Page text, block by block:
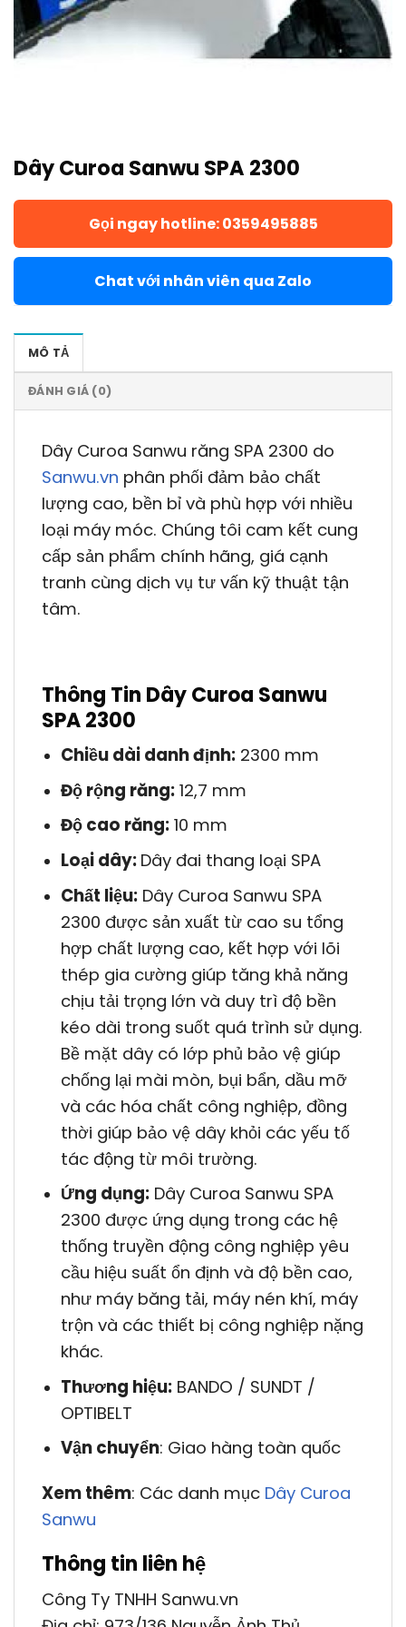
Dây Curoa Sanwu SPA 2300
Gọi ngay hotline: 0359495885
Chat với nhân viên qua Zalo
MÔ TẢ
ĐÁNH GIÁ (0)
Dây Curoa Sanwu răng SPA 2300 do
Sanwu.vn phân phối đảm bảo chất
lượng cao, bền bỉ và phù hợp với nhiều
loại máy móc. Chúng tôi cam kết cung
cấp sản phẩm chính hãng, giá cạnh
tranh cùng dịch vụ tư vấn kỹ thuật tận
tâm.
Thông Tin Dây Curoa Sanwu
SPA 2300
Chiều dài danh định:2300 mm
Độ rộng răng:12,7 mm
Độ cao răng:10 mm
Loại dây: Dây đai thang loại SPA
Chất liệu:Dây Curoa Sanwu SPA
2300 được sản xuất từ cao su tổng
hợp chất lượng cao, kết hợp với lõi
thép gia cường giúp tăng khả năng
chịu tải trọng lớn và duy trì độ bền
kéo dài trong suốt quá trình sử dụng.
Bề mặt dây có lớp phủ bảo vệ giúp
chống lại mài mòn, bụi bẩn, dầu mỡ
và các hóa chất công nghiệp, đồng
thời giúp bảo vệ dây khỏi các yếu tố
tác động từ môi trường.
Ứng dụng:Dây Curoa Sanwu SPA
2300 được ứng dụng trong các hệ
thống truyền động công nghiệp yêu
cầu hiệu suất ổn định và độ bền cao,
như máy băng tải, máy nén khí, máy
trộn và các thiết bị công nghiệp nặng
khác.
Thương hiệu:BANDO / SUNDT /
OPTIBELT
Vận chuyển: Giao hàng toàn quốc
Xem thêm: Các danh mục Dây Curoa
Sanwu
Thông tin liên hệ
Công Ty TNHH Sanwu.vn